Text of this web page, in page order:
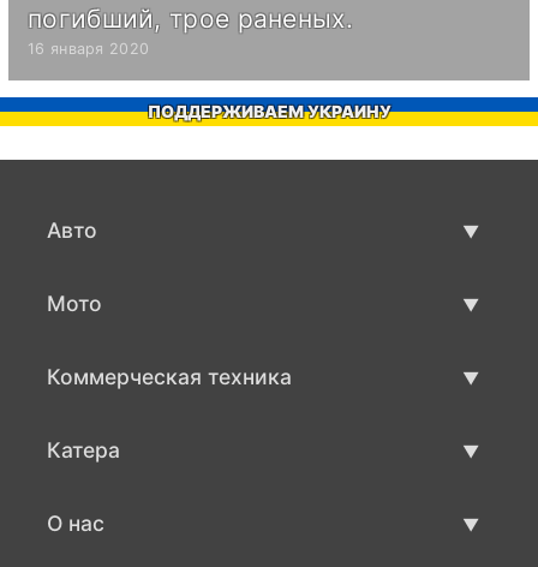
погибший, трое раненых.
16 января 2020
ПОДДЕРЖИВАЕМ УКРАИНУ
Авто
Мото
Коммерческая техника
Катера
О нас